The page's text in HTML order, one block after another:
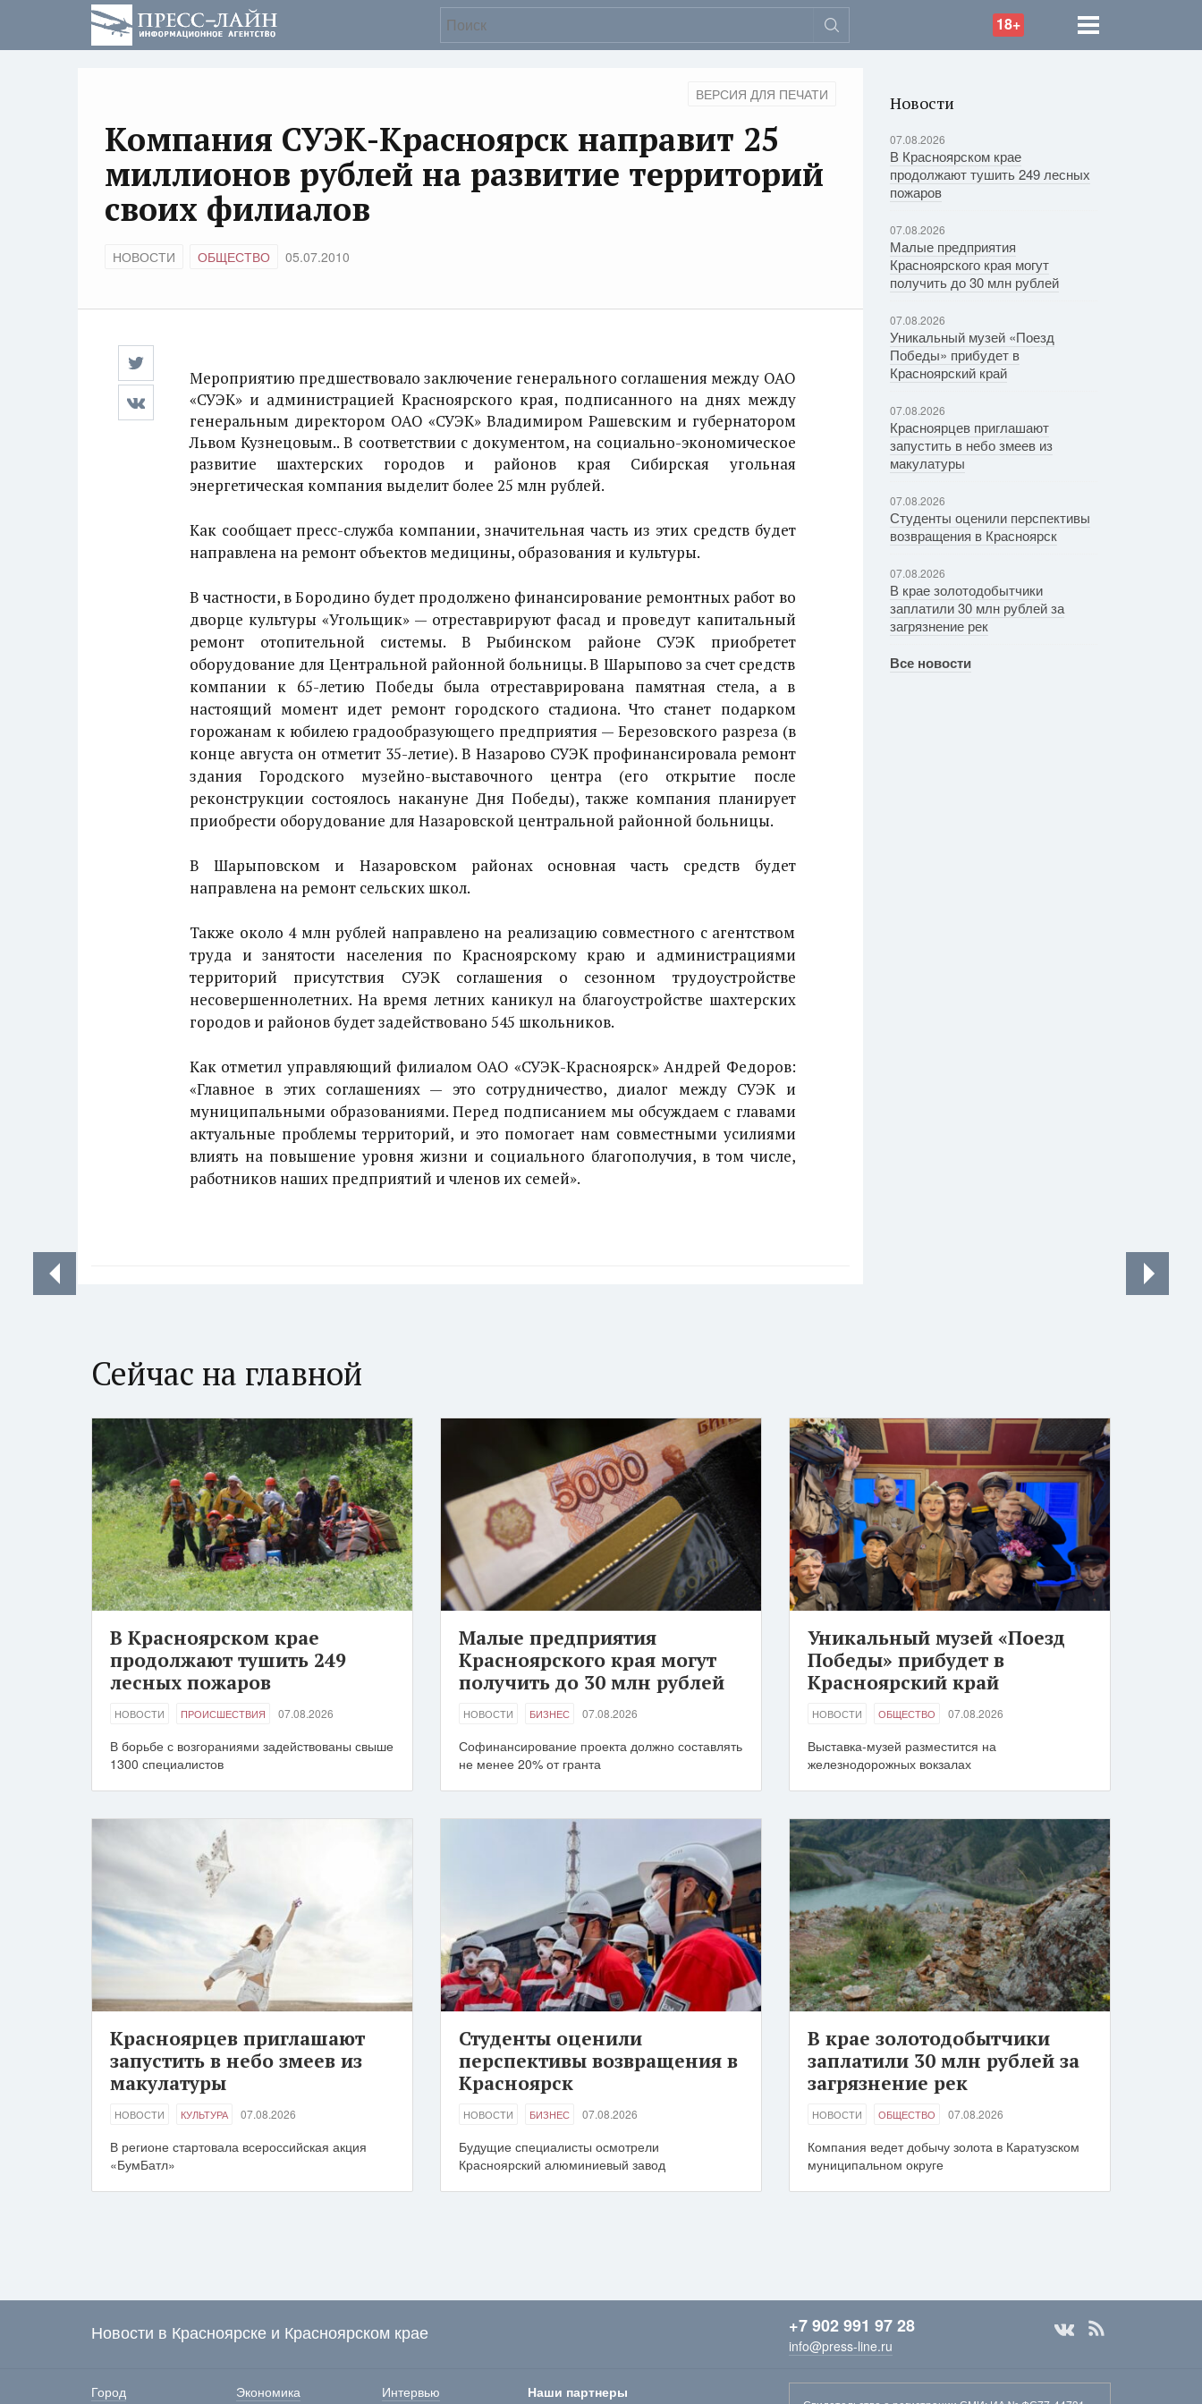
18+
ВЕРСИЯ ДЛЯ ПЕЧАТИ
Компания СУЭК-Красноярск направит 25
миллионов рублей на развитие территорий
своих филиалов
НОВОСТИ ОБЩЕСТВО 05.07.2010
Мероприятию предшествовало заключение генерального соглашения между ОАО
«СУЭК» и администрацией Красноярского края, подписанного на днях между
генеральным директором ОАО «СУЭК» Владимиром Рашевским и губернатором
Львом Кузнецовым.. В соответствии с документом, на социально-экономическое
развитие шахтерских городов и районов края Сибирская угольная
энергетическая компания выделит более 25 млн рублей.
Как сообщает пресс-служба компании, значительная часть из этих средств будет
направлена на ремонт объектов медицины, образования и культуры.
В частности, в Бородино будет продолжено финансирование ремонтных работ во
дворце культуры «Угольщик» — отреставрируют фасад и проведут капитальный
ремонт отопительной системы. В Рыбинском районе СУЭК приобретет
оборудование для Центральной районной больницы. В Шарыпово за счет средств
компании к 65-летию Победы была отреставрирована памятная стела, а в
настоящий момент идет ремонт городского стадиона. Что станет подарком
горожанам к юбилею градообразующего предприятия — Березовского разреза (в
конце августа он отметит 35-летие). В Назарово СУЭК профинансировала ремонт
здания Городского музейно-выставочного центра (его открытие после
реконструкции состоялось накануне Дня Победы), также компания планирует
приобрести оборудование для Назаровской центральной районной больницы.
В Шарыповском и Назаровском районах основная часть средств будет
направлена на ремонт сельских школ.
Также около 4 млн рублей направлено на реализацию совместного с агентством
труда и занятости населения по Красноярскому краю и администрациями
территорий присутствия СУЭК соглашения о сезонном трудоустройстве
несовершеннолетних. На время летних каникул на благоустройстве шахтерских
городов и районов будет задействовано 545 школьников.
Как отметил управляющий филиалом ОАО «СУЭК-Красноярск» Андрей Федоров:
«Главное в этих соглашениях — это сотрудничество, диалог между СУЭК и
муниципальными образованиями. Перед подписанием мы обсуждаем с главами
актуальные проблемы территорий, и это помогает нам совместными усилиями
влиять на повышение уровня жизни и социального благополучия, в том числе,
работников наших предприятий и членов их семей».
Новости
07.08.2026
В Красноярском крае
продолжают тушить 249 лесных
пожаров
07.08.2026
Малые предприятия
Красноярского края могут
получить до 30 млн рублей
07.08.2026
Уникальный музей «Поезд
Победы» прибудет в
Красноярский край
07.08.2026
Красноярцев приглашают
запустить в небо змеев из
макулатуры
07.08.2026
Студенты оценили перспективы
возвращения в Красноярск
07.08.2026
В крае золотодобытчики
заплатили 30 млн рублей за
загрязнение рек
Все новости
Сейчас на главной
В Красноярском крае
продолжают тушить 249
лесных пожаров
НОВОСТИ ПРОИСШЕСТВИЯ 07.08.2026
В борьбе с возгораниями задействованы свыше
1300 специалистов
Малые предприятия
Красноярского края могут
получить до 30 млн рублей
НОВОСТИ БИЗНЕС 07.08.2026
Софинансирование проекта должно составлять
не менее 20% от гранта
Уникальный музей «Поезд
Победы» прибудет в
Красноярский край
НОВОСТИ ОБЩЕСТВО 07.08.2026
Выставка-музей разместится на
железнодорожных вокзалах
Красноярцев приглашают
запустить в небо змеев из
макулатуры
НОВОСТИ КУЛЬТУРА 07.08.2026
В регионе стартовала всероссийская акция
«БумБатл»
Студенты оценили
перспективы возвращения в
Красноярск
НОВОСТИ БИЗНЕС 07.08.2026
Будущие специалисты осмотрели
Красноярский алюминиевый завод
В крае золотодобытчики
заплатили 30 млн рублей за
загрязнение рек
НОВОСТИ ОБЩЕСТВО 07.08.2026
Компания ведет добычу золота в Каратузском
муниципальном округе
Новости в Красноярске и Красноярском крае +7 902 991 97 28
info@press-line.ru
Город Экономика Интервью Наши партнеры